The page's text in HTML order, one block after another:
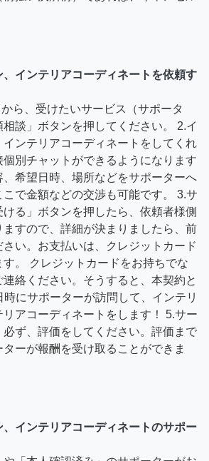
インテリアコーディネートを依頼す
ら、受けたいサービス（サポータ
談」ボタンを押してください。 2.イ
インテリアコーディネートをしてくれ
別チャットができるようになります
希望日時、場所などをサポーターへ
で金額などの交渉も可能です。 3.サ
る」ボタンを押したら、依頼者様側
すので、詳細が決まりましたら、前
い。お支払いは、クレジットカード
。 クレジットカードをお持ちでな
絡ください。そうすると、本契約と
にサポーターが訪問して、インテリ
アコーディネートをします！ 5.サー
必ず、評価をしてください。評価まで
ーが報酬を受け取ることができま
インテリアコーディネートのサポー